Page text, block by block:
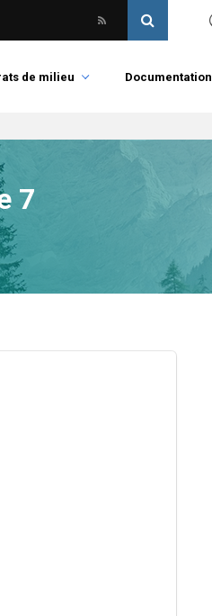
de milieu Documentation
7